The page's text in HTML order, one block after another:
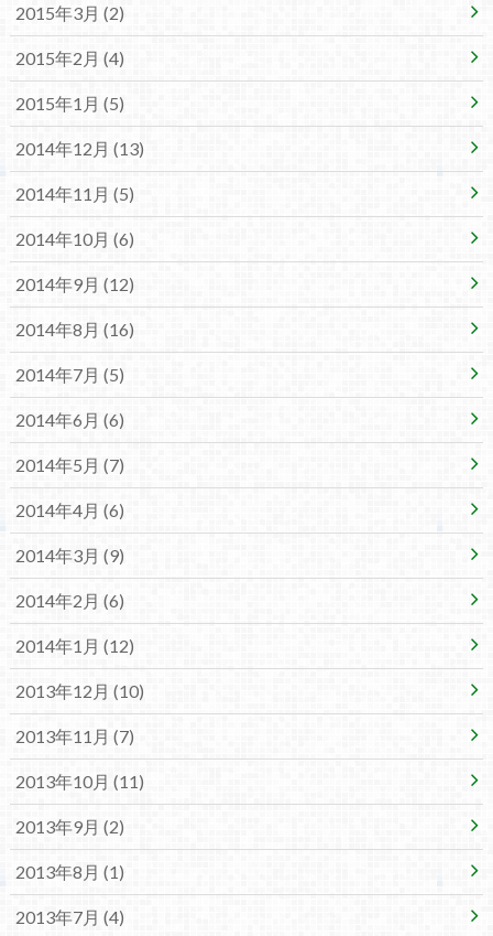
2015年3月 (2)
2015年2月 (4)
2015年1月 (5)
2014年12月 (13)
2014年11月 (5)
2014年10月 (6)
2014年9月 (12)
2014年8月 (16)
2014年7月 (5)
2014年6月 (6)
2014年5月 (7)
2014年4月 (6)
2014年3月 (9)
2014年2月 (6)
2014年1月 (12)
2013年12月 (10)
2013年11月 (7)
2013年10月 (11)
2013年9月 (2)
2013年8月 (1)
2013年7月 (4)